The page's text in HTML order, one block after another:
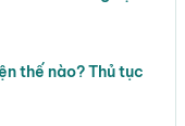
thế nào? Thủ tục